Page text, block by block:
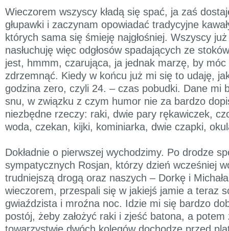
Wieczorem wszyscy kładą się spać, ja zaś
głupawki i zaczynam opowiadać tradycyjne
których sama się śmieję najgłośniej. Wszyscy
nasłuchuję więc odgłosów spadających ze
jest, hmmm, czarująca, ja jednak marzę, by
zdrzemnąć. Kiedy w końcu już mi się to udaję,
godzina zero, czyli 24. – czas pobudki. Dane mi
snu, w związku z czym humor nie za bardzo
niezbędne rzeczy: raki, dwie pary rękawiczek,
woda, czekan, kijki, kominiarka, dwie czapki,
Dokładnie o pierwszej wychodzimy. Po drodze
sympatycznych Rosjan, którzy dzień wcześniej
trudniejszą drogą oraz naszych – Dorkę i
wieczorem, przespali się w jakiejś jamie a teraz
gwiaździsta i mroźna noc. Idzie mi się bardzo
postój, żeby założyć raki i zjeść batona, a
towarzystwie dwóch kolegów dochodzę przed